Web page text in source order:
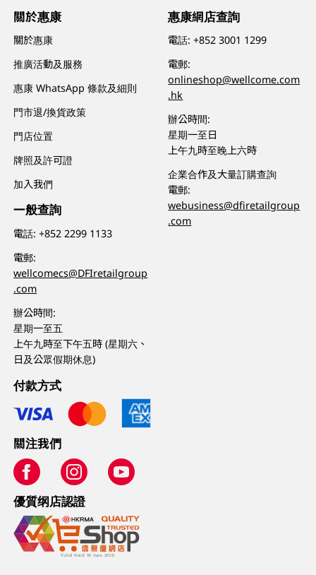
關於惠康
關於惠康
推廣活動及服務
惠康 WhatsApp 條款及細則
門市退/換貨政策
門店位置
牌照及許可證
加入我們
一般查詢
電話:+852 2299 1133
電郵:
wellcomecs@DFIretailgroup
.com
辦公時間:
星期一至五
上午九時至下午五時 (星期六、
日及公眾假期休息)
惠康網店查詢
電話:+852 3001 1299
電郵:
onlineshop@wellcome.com
.hk
辦公時間:
星期一至日
上午九時至晚上六時
企業合作及大量訂購查詢
電郵:
webusiness@dfiretailgroup
.com
付款方式
關注我們
優質纲店認證